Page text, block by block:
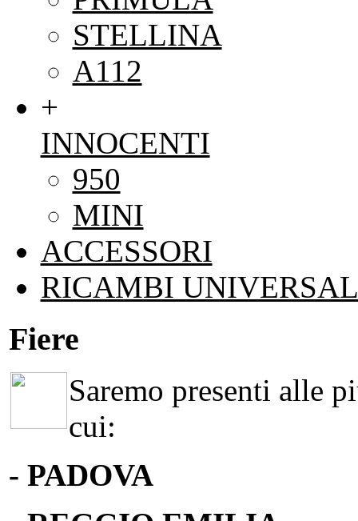
STELLINA
A112
+
INNOCENTI
950
MINI
ACCESSORI
RICAMBI
Fiere
Saremo presenti alle
cui:
- PADOVA